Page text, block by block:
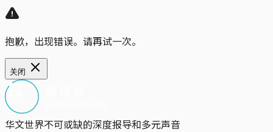
抱歉，出现错误。请再试一次。
关闭
华文世界不可或缺的深度报导和多元声音